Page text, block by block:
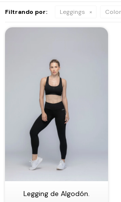
Filtrando por: Leggings
Legging de Algodón.